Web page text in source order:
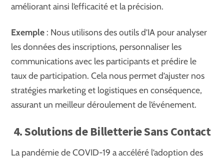
améliorant ainsi l’efficacité et la précision.
Exemple : Nous utilisons des outils d’IA pour analyser
les données des inscriptions, personnaliser les
communications avec les participants et prédire le
taux de participation. Cela nous permet d’ajuster nos
stratégies marketing et logistiques en conséquence,
assurant un meilleur déroulement de l’événement.
4. Solutions de Billetterie Sans Contact
La pandémie de COVID-19 a accéléré l’adoption des